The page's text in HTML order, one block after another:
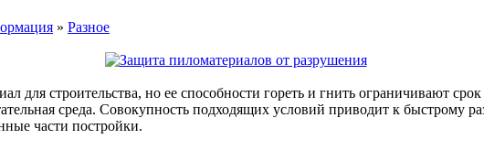
» Разное
для строительства, но ее способности гореть и гнить ограничивают
среда. Совокупность подходящих условий приводит к быстрому
части постройки.